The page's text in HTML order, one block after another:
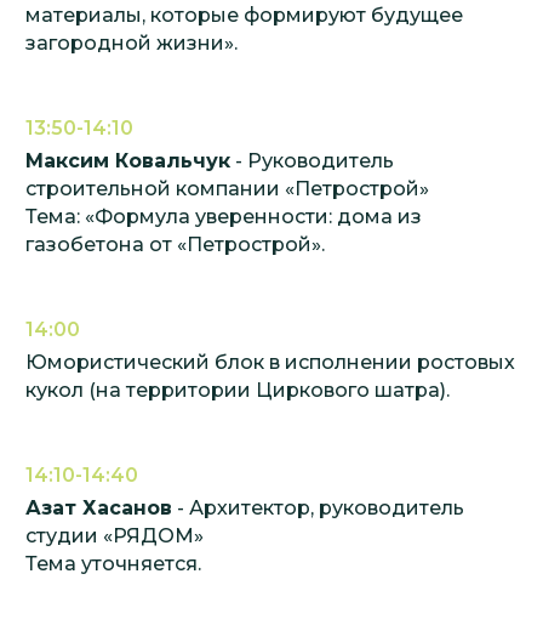
материалы, которые формируют будущее
загородной жизни».
13:50-14:10
Максим Ковальчук - Руководитель
строительной компании «Петрострой»
Тема: «Формула уверенности: дома из
газобетона от «Петрострой».
14:00
Юмористический блок в исполнении ростовых
кукол (на территории Циркового шатра).
14:10-14:40
Азат Хасанов - Архитектор, руководитель
студии «РЯДОМ»
Тема уточняется.